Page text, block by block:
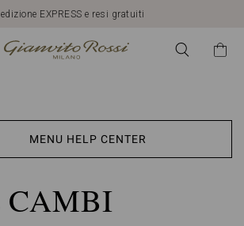
EXPRESS e resi gratuiti
MENU HELP CENTER
CAMBI